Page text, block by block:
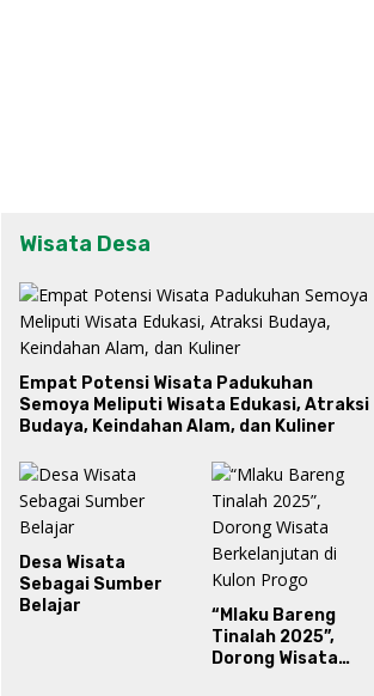
Wisata Desa
Empat Potensi Wisata Padukuhan
Semoya Meliputi Wisata Edukasi, Atraksi
Budaya, Keindahan Alam, dan Kuliner
Desa Wisata
Sebagai Sumber
Belajar
“Mlaku Bareng
Tinalah 2025”,
Dorong Wisata